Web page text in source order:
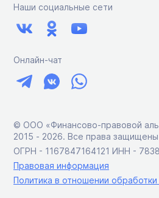
Наши социальные сети
Онлайн-чат
© ООО «Финансово-правовой
2015 ‑ 2026. Все права защищены
ОГРН - 1167847164121 ИНН -
Правовая информация
Политика в отношении